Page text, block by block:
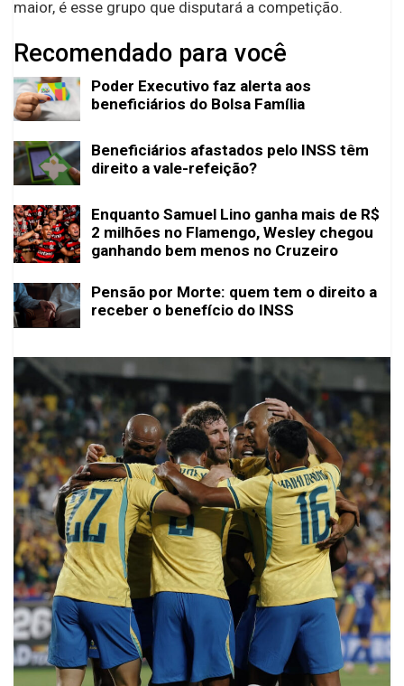
maior, é esse grupo que disputará a competição.
Recomendado para você
Poder Executivo faz alerta aos
beneficiários do Bolsa Família
Beneficiários afastados pelo INSS têm
direito a vale-refeição?
Enquanto Samuel Lino ganha mais de R$
2 milhões no Flamengo, Wesley chegou
ganhando bem menos no Cruzeiro
Pensão por Morte: quem tem o direito a
receber o benefício do INSS